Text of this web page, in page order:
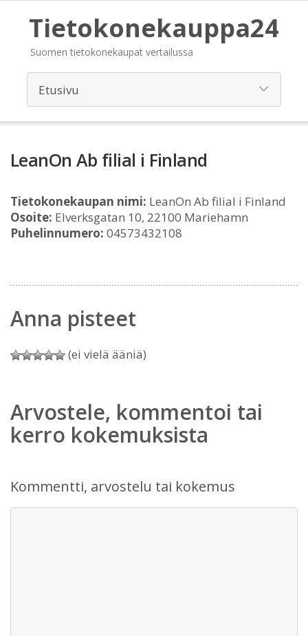
Tietokonekauppa24
Suomen tietokonekaupat vertailussa
LeanOn Ab filial i Finland
Tietokonekaupan nimi: LeanOn Ab filial i Finland
Osoite: Elverksgatan 10, 22100 Mariehamn
Puhelinnumero: 04573432108
Anna pisteet
(ei vielä ääniä)
Arvostele, kommentoi tai
kerro kokemuksista
Kommentti, arvostelu tai kokemus